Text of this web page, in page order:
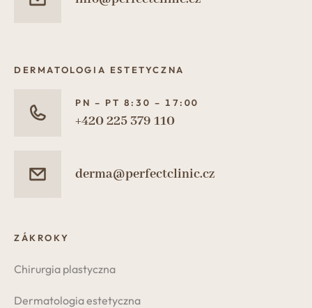
DERMATOLOGIA ESTETYCZNA
PN – PT 8:30 – 17:00
+420 225 379 110
derma@perfectclinic.cz
ZÁKROKY
Chirurgia plastyczna
Dermatologia estetyczna